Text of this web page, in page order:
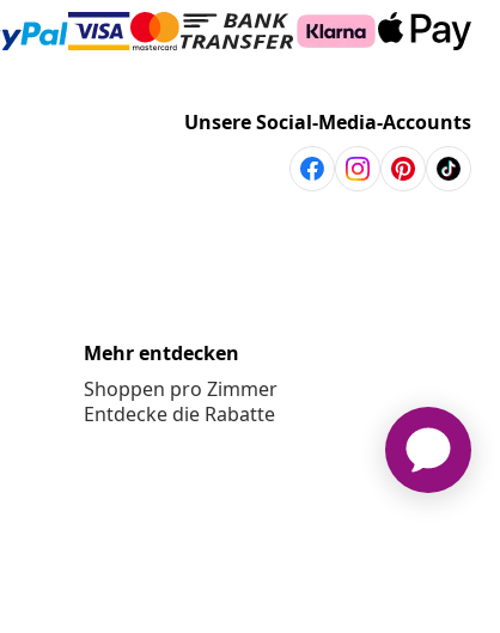
Unsere Social-Media-Accounts
Mehr entdecken
Shoppen pro Zimmer
Entdecke die Rabatte